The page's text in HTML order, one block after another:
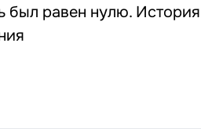
равен нулю. История